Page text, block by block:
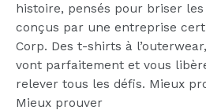
histoire, pensés pour briser
conçus par une entreprise
Corp. Des t-shirts à
vont parfaitement et vous
relever tous les défis. Mieux
Mieux prouver